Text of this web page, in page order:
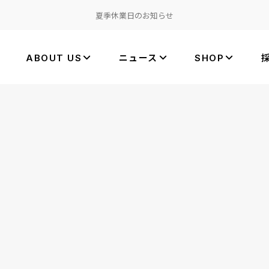
夏季休業日のお知らせ
ABOUT US ニュース SHOP